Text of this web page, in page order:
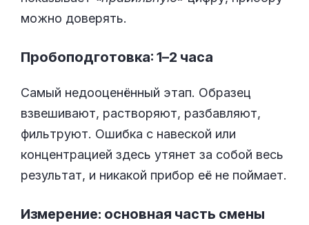
можно доверять.
Пробоподготовка: 1–2 часа
Самый недооценённый этап. Образец
взвешивают, растворяют, разбавляют,
фильтруют. Ошибка с навеской или
концентрацией здесь утянет за собой весь
результат, и никакой прибор её не поймает.
Измерение: основная часть смены